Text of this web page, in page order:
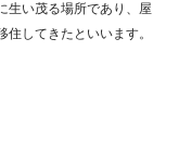
生い茂る場所であり、屋
してきたといいます。